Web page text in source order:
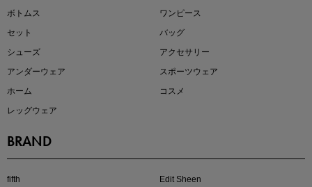
ボトムス
ワンピース
セット
バッグ
シューズ
アクセサリー
アンダーウェア
スポーツウェア
ホーム
コスメ
レッグウェア
BRAND
fifth
Edit Sheen